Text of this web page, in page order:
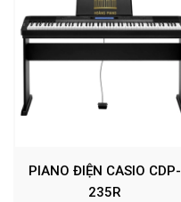
PIANO ĐIỆN CASIO CDP-
235R